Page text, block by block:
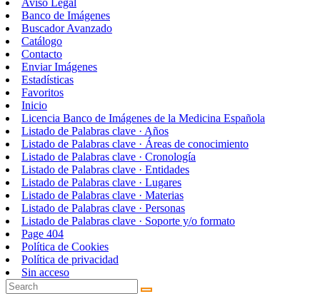
Banco de Imágenes
Buscador Avanzado
Catálogo
Contacto
Enviar Imágenes
Estadísticas
Favoritos
Inicio
Licencia Banco de Imágenes de la Medicina Española
Listado de Palabras clave · Años
Listado de Palabras clave · Áreas de conocimiento
Listado de Palabras clave · Cronología
Listado de Palabras clave · Entidades
Listado de Palabras clave · Lugares
Listado de Palabras clave · Materias
Listado de Palabras clave · Personas
Listado de Palabras clave · Soporte y/o formato
Page 404
Política de Cookies
Política de privacidad
Sin acceso